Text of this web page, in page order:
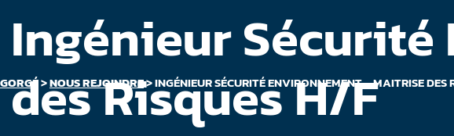
GORGÉ>NOUS REJOINDRE>INGÉNIEUR SÉCURITÉ ENVIRONNEMENT – MAITRISE DES
Ingénieur
des Risques H/F